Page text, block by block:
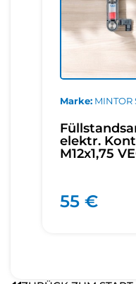
Marke MINTOR
elektr.
M12x1,75
55 €